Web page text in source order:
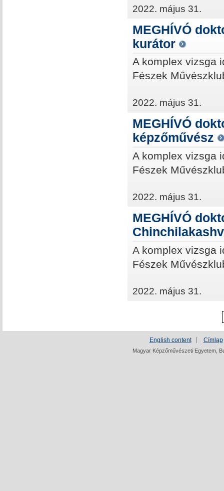
2022. május 31.
MEGHÍVÓ
kurátor
A komplex vizsga
Fészek
2022. május 31.
MEGHÍVÓ
képzőművész
A komplex vizsga
Fészek
2022. május 31.
MEGHÍVÓ
A komplex vizsga
Fészek
2022. május 31.
English content Címlap
Magyar Képzőművészeti Egyetem,